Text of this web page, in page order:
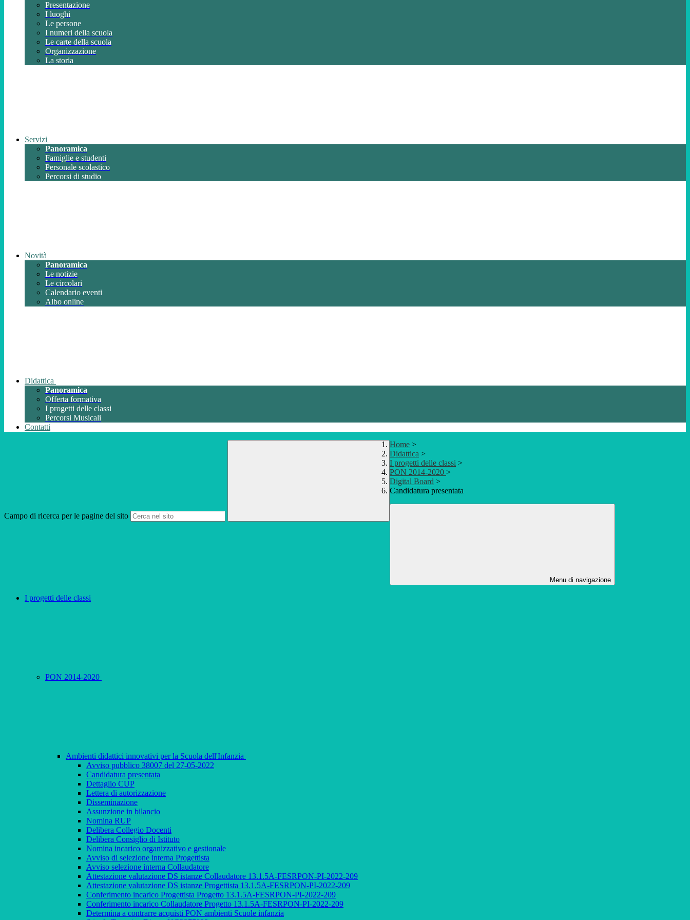
Presentazione
I luoghi
Le persone
I numeri della scuola
Le carte della scuola
Organizzazione
La storia
Servizi
Panoramica
Famiglie e studenti
Personale scolastico
Percorsi di studio
Novità
Panoramica
Le notizie
Le circolari
Calendario eventi
Albo online
Didattica
Panoramica
Offerta formativa
I progetti delle classi
Percorsi Musicali
Contatti
Campo di ricerca per le pagine del sito
Home >
Didattica >
I progetti delle classi >
PON 2014-2020 >
Digital Board >
Candidatura presentata
Menu di navigazione
I progetti delle classi
PON 2014-2020
Ambienti didattici innovativi per la Scuola dell'Infanzia
Avviso pubblico 38007 del 27-05-2022
Candidatura presentata
Dettaglio CUP
Lettera di autorizzazione
Disseminazione
Assunzione in bilancio
Nomina RUP
Delibera Collegio Docenti
Delibera Consiglio di Istituto
Nomina incarico organizzativo e gestionale
Avviso di selezione interna Progettista
Avviso selezione interna Collaudatore
Attestazione valutazione DS istanze Collaudatore 13.1.5A-FESRPON-PI-2022-209
Attestazione valutazione DS istanze Progettista 13.1.5A-FESRPON-PI-2022-209
Conferimento incarico Progettista Progetto 13.1.5A-FESRPON-PI-2022-209
Conferimento incarico Collaudatore Progetto 13.1.5A-FESRPON-PI-2022-209
Determina a contrarre acquisti PON ambienti Scuole infanzia